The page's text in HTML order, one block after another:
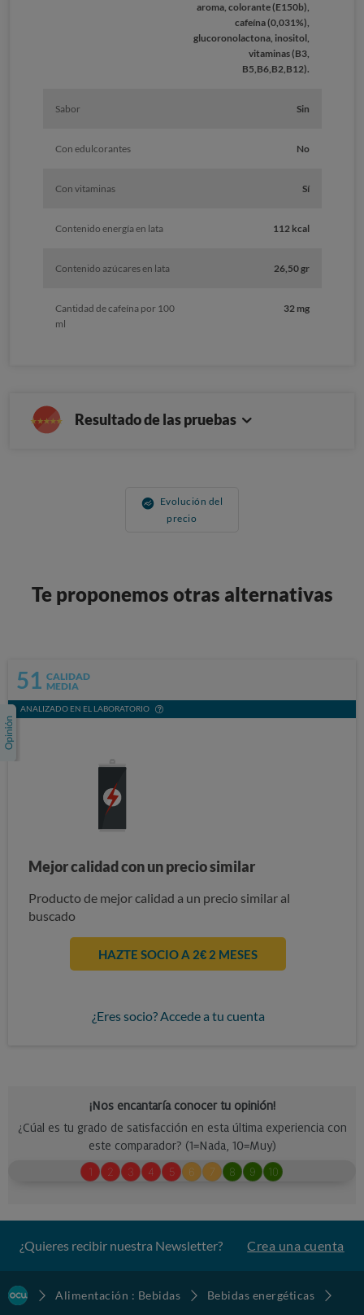
aroma, colorante (E150b),
cafeína (0,031%),
glucoronolactona, inositol,
vitaminas (B3,
B5,B6,B2,B12).
Sabor Sin
Con edulcorantes No
Con vitaminas Sí
Contenido energía en lata 112 kcal
Contenido azúcares en lata 26,50 gr
Cantidad de cafeína por 100
ml
32 mg
Resultado de las pruebas
Evolución del
precio
Te proponemos otras alternativas
51 CALIDAD
MEDIA
ANALIZADO EN EL LABORATORIO
Mejor calidad con un precio similar
Producto de mejor calidad a un precio similar al
buscado
HAZTE SOCIO A 2€ 2 MESES
¿Eres socio? Accede a tu cuenta
¿Quieres recibir nuestra Newsletter? Crea una cuenta
Alimentación : Bebidas
Bebidas energéticas